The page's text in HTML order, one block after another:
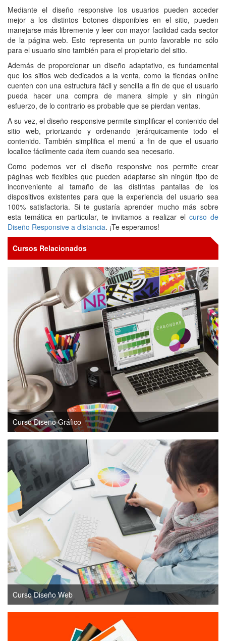
Mediante el diseño responsive los usuarios pueden acceder
mejor a los distintos botones disponibles en el sitio, pueden
manejarse más libremente y leer con mayor facilidad cada sector
de la página web. Esto representa un punto favorable no sólo
para el usuario sino también para el propietario del sitio.
Además de proporcionar un diseño adaptativo, es fundamental
que los sitios web dedicados a la venta, como la tiendas online
cuenten con una estructura fácil y sencilla a fin de que el usuario
pueda hacer una compra de manera simple y sin ningún
esfuerzo, de lo contrario es probable que se pierdan ventas.
A su vez, el diseño responsive permite simplificar el contenido del
sitio web, priorizando y ordenando jerárquicamente todo el
contenido. También simplifica el menú a fin de que el usuario
localice fácilmente cada ítem cuando sea necesario.
Como podemos ver el diseño responsive nos permite crear
páginas web flexibles que pueden adaptarse sin ningún tipo de
inconveniente al tamaño de las distintas pantallas de los
dispositivos existentes para que la experiencia del usuario sea
100% satisfactoria. Si te gustaría aprender mucho más sobre
esta temática en particular, te invitamos a realizar el curso de
Diseño Responsive a distancia. ¡Te esperamos!
Cursos Relacionados
Curso Diseño Gráfico
Curso Diseño Web